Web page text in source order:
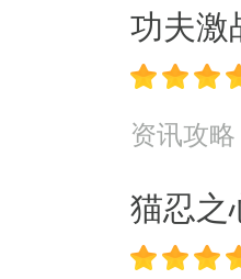
功夫激
资讯攻略
猫忍之